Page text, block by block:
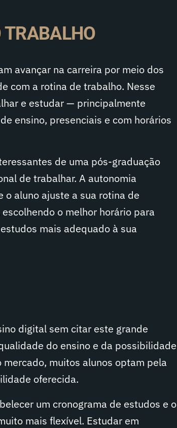
avançar na carreira por meio dos
com a rotina de trabalho. Nesse
e estudar — principalmente
ensino, presenciais e com horários
de uma pós-graduação
de trabalhar. A autonomia
aluno ajuste a sua rotina de
o melhor horário para
mais adequado à sua
digital sem citar este grande
do ensino e da possibilidade
muitos alunos optam pela
oferecida.
um cronograma de estudos e o
mais flexível. Estudar em